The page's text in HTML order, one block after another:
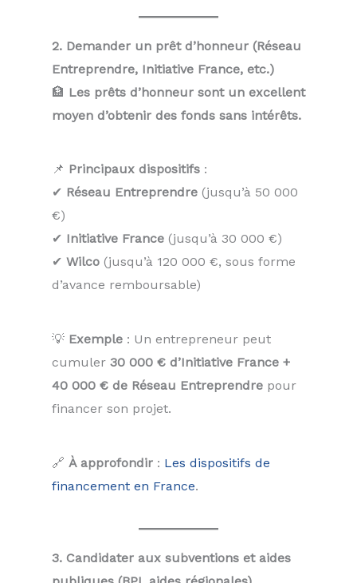
2. Demander un prêt d’honneur (Réseau
Entreprendre, Initiative France, etc.)
🏦 Les prêts d’honneur sont un excellent
moyen d’obtenir des fonds sans intérêts.
📌 Principaux dispositifs :
✔ Réseau Entreprendre (jusqu’à 50 000
€)
✔ Initiative France (jusqu’à 30 000 €)
✔ Wilco (jusqu’à 120 000 €, sous forme
d’avance remboursable)
💡 Exemple : Un entrepreneur peut
cumuler 30 000 € d’Initiative France +
40 000 € de Réseau Entreprendre pour
financer son projet.
🔗 À approfondir : Les dispositifs de
financement en France.
3. Candidater aux subventions et aides